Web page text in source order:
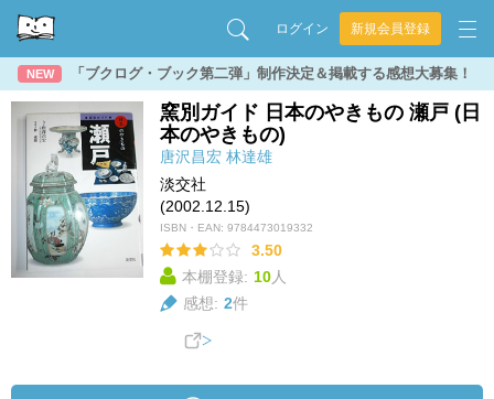
ログイン 新規会員登録
NEW 「ブクログ・ブック第二弾」制作決定＆掲載する感想大募集！
窯別ガイド 日本のやきもの 瀬戸 (日
本のやきもの)
唐沢昌宏 林達雄
淡交社
(2002.12.15)
ISBN・EAN: 9784473019332
3.50
本棚登録: 10人
感想: 2件